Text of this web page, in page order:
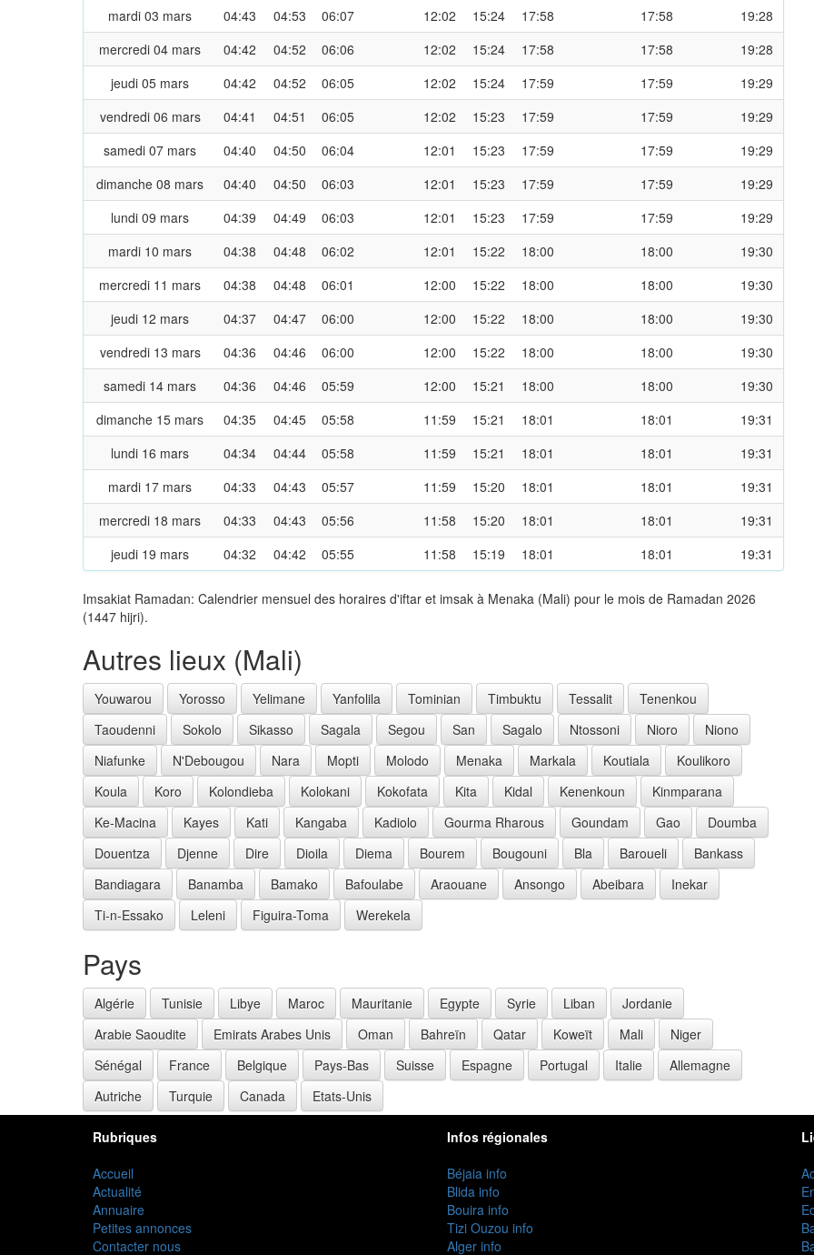
mardi 03 mars
04:43 04:53 06:07 12:02 15:24 17:58 17:58
19:28
mercredi 04 mars
04:42 04:52 06:06 12:02 15:24 17:58 17:58
19:28
jeudi 05 mars
04:42 04:52 06:05 12:02 15:24 17:59 17:59
19:29
vendredi 06 mars
04:41 04:51 06:05 12:02 15:23 17:59 17:59
19:29
samedi 07 mars
04:40 04:50 06:04 12:01 15:23 17:59 17:59
19:29
dimanche 08 mars
04:40 04:50 06:03 12:01 15:23 17:59 17:59
19:29
lundi 09 mars
04:39 04:49 06:03 12:01 15:23 17:59 17:59
19:29
mardi 10 mars
04:38 04:48 06:02 12:01 15:22 18:00 18:00
19:30
mercredi 11 mars
04:38 04:48 06:01 12:00 15:22 18:00 18:00
19:30
jeudi 12 mars
04:37 04:47 06:00 12:00 15:22 18:00 18:00
19:30
vendredi 13 mars
04:36 04:46 06:00 12:00 15:22 18:00 18:00
19:30
samedi 14 mars
04:36 04:46 05:59 12:00 15:21 18:00 18:00
19:30
dimanche 15 mars
04:35 04:45 05:58 11:59 15:21 18:01 18:01
19:31
lundi 16 mars
04:34 04:44 05:58 11:59 15:21 18:01 18:01
19:31
mardi 17 mars
04:33 04:43 05:57 11:59 15:20 18:01 18:01
19:31
mercredi 18 mars
04:33 04:43 05:56 11:58 15:20 18:01 18:01
19:31
jeudi 19 mars
04:32 04:42 05:55 11:58 15:19 18:01 18:01 19:31
Imsakiat Ramadan: Calendrier mensuel des horaires d'iftar et imsak à Menaka (Mali) pour le mois de Ramadan 2026
(1447 hijri).
Autres lieux (Mali)
Youwarou Yorosso Yelimane Yanfolila Tominian Timbuktu Tessalit
Tenenkou
Taoudenni
Sokolo Sikasso Sagala Segou San Sagalo Ntossoni Nioro
Niono
Niafunke
N'Debougou Nara Mopti Molodo Menaka Markala Koutiala
Koulikoro
Koula
Koro Kolondieba Kolokani Kokofata Kita Kidal Kenenkoun
Kinmparana
Ke-Macina
Kayes Kati Kangaba Kadiolo Gourma Rharous Goundam Gao
Doumba
Douentza
Djenne Dire Dioila Diema Bourem Bougouni Bla Baroueli
Bankass
Bandiagara
Banamba Bamako Bafoulabe Araouane Ansongo Abeibara
Inekar
Ti-n-Essako
Leleni Figuira-Toma Werekela
Pays
Algérie Tunisie Libye Maroc Mauritanie Egypte Syrie Liban
Jordanie
Arabie Saoudite
Emirats Arabes Unis Oman Bahreïn Qatar Koweït Mali
Niger
Sénégal
France Belgique Pays-Bas Suisse Espagne Portugal Italie
Allemagne
Autriche
Turquie Canada Etats-Unis
Rubriques
Accueil
Actualité
Annuaire
Petites annonces
Contacter nous
Infos régionales
Béjaia info
Blida info
Bouira info
Tizi Ouzou info
Alger info